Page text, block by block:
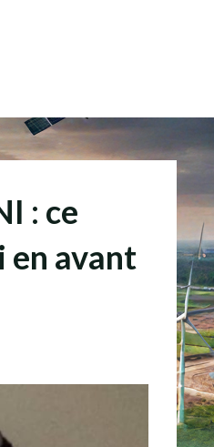
: ce
en avant